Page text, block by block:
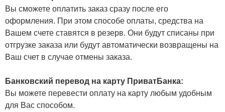
Вы сможете оплатить заказ сразу после его
оформления. При этом способе оплаты, средства на
Вашем счете ставятся в резерв. Они будут списаны при
отгрузке заказа или будут автоматически возвращены на
Ваш счет в случае отмены заказа.
Банковский перевод на карту ПриватБанка:
Вы можете перевести оплату на карту любым удобным
для Вас способом.